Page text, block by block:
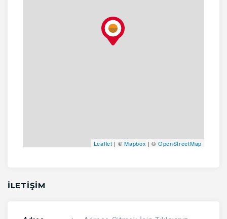
Leaflet | ©Mapbox | © OpenStreetMap
İLETİŞİM